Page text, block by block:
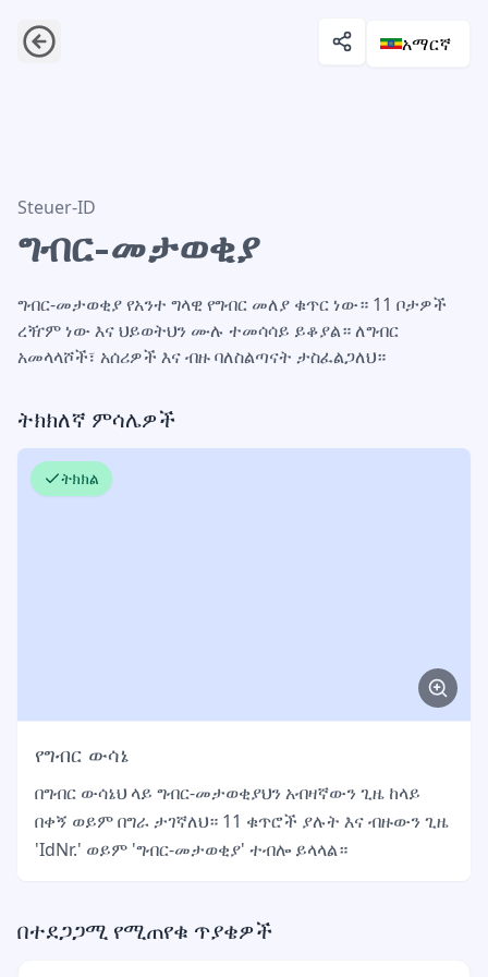
አማርኛ
ግብር-መታወቂያ
Steuer-ID
ግብር-መታወቂያ
ግብር-መታወቂያ የአንተ ግላዊ የግብር መለያ ቁጥር ነው። 11 ቦታዎች
ረዥም ነው እና ህይወትህን ሙሉ ተመሳሳይ ይቆያል። ለግብር
አመላላሾች፣ አሰሪዎች እና ብዙ ባለስልጣናት ታስፈልጋለህ።
ትክክለኛ ምሳሌዎች
ትክክል
የግብር ውሳኔ
በግብር ውሳኔህ ላይ ግብር-መታወቂያህን አብዛኛውን ጊዜ ከላይ
በቀኝ ወይም በግራ ታገኛለህ። 11 ቁጥሮች ያሉት እና ብዙውን ጊዜ
'IdNr.' ወይም 'ግብር-መታወቂያ' ተብሎ ይላላል።
በተደጋጋሚ የሚጠየቁ ጥያቄዎች